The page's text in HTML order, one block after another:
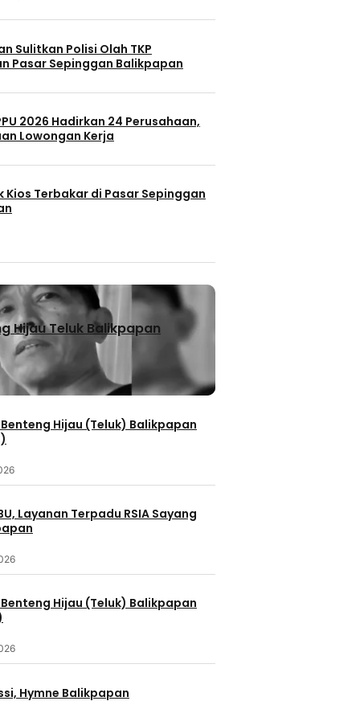
Sulitkan Polisi Olah TKP
Pasar Sepinggan Balikpapan
2026 Hadirkan 24 Perusahaan,
Lowongan Kerja
Kios Terbakar di Pasar Sepinggan
Hijau Teluk Balikpapan
Hijau (Teluk) Balikpapan
Layanan Terpadu RSIA Sayang
Hijau (Teluk) Balikpapan
Hymne Balikpapan